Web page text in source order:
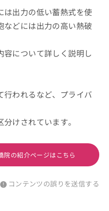
は出力の低い蓄熱式を使
などには出力の高い熱破
容について詳しく説明し
行われるなど、プライバ
けされています。
院の紹介ページはこちら
コンテンツの誤りを送信する